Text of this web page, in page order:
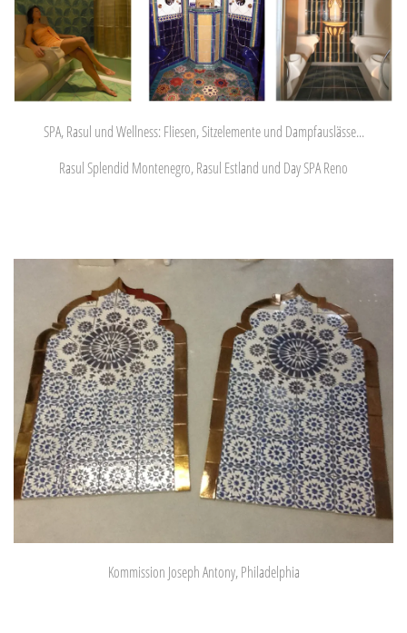
SPA, Rasul und Wellness: Fliesen, Sitzelemente und Dampfauslässe...
Rasul Splendid Montenegro, Rasul Estland und Day SPA Reno
Kommission Joseph Antony, Philadelphia